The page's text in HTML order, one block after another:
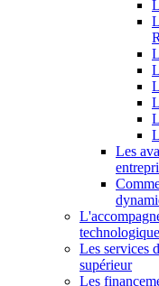
Les
technologique
Les services
supérieur
Les